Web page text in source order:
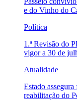
e do Vinho do
Política
1.ª Revisão do
vigor a 30 de
Atualidade
Estado
reabilitação do